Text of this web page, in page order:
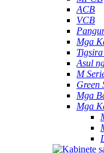
ACB
VCB
Mga
Asul
M
Green
Mga
Mga